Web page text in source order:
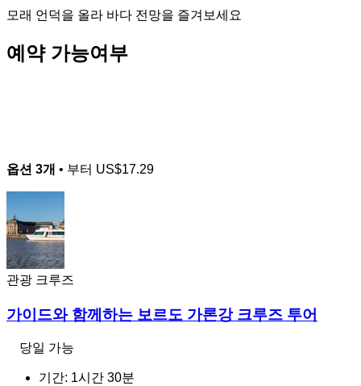
모래 언덕을 올라 바다 전망을 즐겨보세요
예약 가능여부
옵션 3개 • 부터 US$17.29
관광 크루즈
가이드와 함께하는 보르도 가론강 크루즈 투어
당일 가능
기간: 1시간 30분